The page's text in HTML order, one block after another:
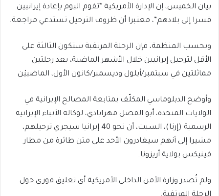
بيان الخميس، إن الإدارة الأمريكية “تقوم اليوم بإعادة إيرانيين
قسرا إلى بلادهم”، معتبرا أن ظروف الترحيل تستدعي مراجعة.
وبحسب المنظمة، فإن الرحلة المرتقبة ستكون الثالثة على
الأقل لترحيل إيرانيين خلال الأشهر الماضية، بعد رحلتين
مماثلتين في سبتمبر/أيلول وديسمبر/كانون الأول، الماضييْن
وأوضح الدبلوماسي المكلّف بمتابعة المصالح الإيرانية في
الولايات المتحدة، أبو الفضل مهرابادي، لوكالة الأنباء الإيرانية
الرسمية (إرنا)، السبت، أن نحو 40 إيرانيا سيجري ترحيلهم،
مشيرا إلى أنهم سيغادرون الأحد على متن طائرة من مطار
فينيكس بولاية أريزونا.
ولم تُصدر وزارة الأمن الداخلي الأمريكية أي تعليق فوري حول